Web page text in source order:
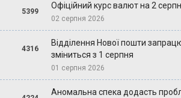
5399
Офіційний курс валют на 2
02 серпня 2026
4316
Відділення Нової пошти
зміниться з 1 серпня
01 серпня 2026
Аномальна спека додасть